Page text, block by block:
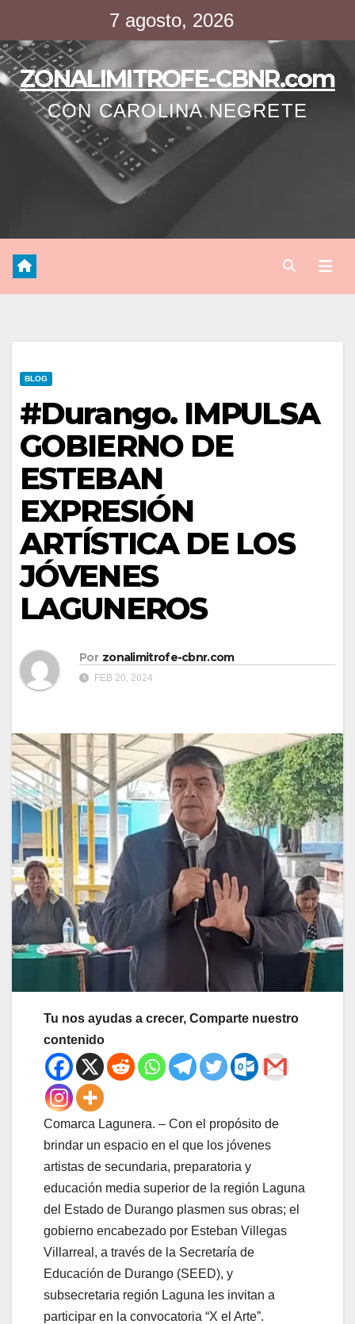
contenido
7 agosto, 2026
ZONALIMITROFE-CBNR.com
CON CAROLINA NEGRETE
BLOG
#Durango. IMPULSA
GOBIERNO DE
ESTEBAN
EXPRESIÓN
ARTÍSTICA DE LOS
JÓVENES
LAGUNEROS
Por zonalimitrofe-cbnr.com
FEB 20, 2024
Tu nos ayudas a crecer, Comparte nuestro
contenido
Comarca Lagunera. – Con el propósito de
brindar un espacio en el que los jóvenes
artistas de secundaria, preparatoria y
educación media superior de la región Laguna
del Estado de Durango plasmen sus obras; el
gobierno encabezado por Esteban Villegas
Villarreal, a través de la Secretaría de
Educación de Durango (SEED), y
subsecretaria región Laguna les invitan a
participar en la convocatoria “X el Arte”.